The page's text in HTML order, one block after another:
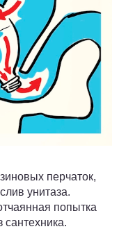
перчаток,
унитаза.
попытка
сантехника.